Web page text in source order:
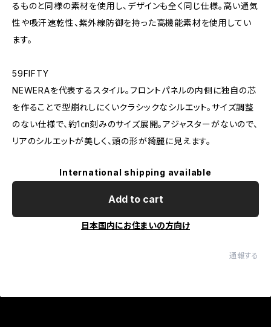
るものと同様の素材を使用し、デザインも全く同じ仕様。高い通気
性や吸汗速乾性、紫外線防御を持った高機能素材を使用してい
ます。
59FIFTY
NEWERAを代表するスタイル。フロントパネルの内側に独自の芯
を作ることで型崩れしにくいクラシックなシルエット。サイズ調整
のない仕様で、約1㎝刻みのサイズ展開。アジャスターがないので、
リアのシルエットが美しく、頭の形が綺麗に見えます。
International shipping available
Add to cart
日本国内にお住まいの方向け
通報する